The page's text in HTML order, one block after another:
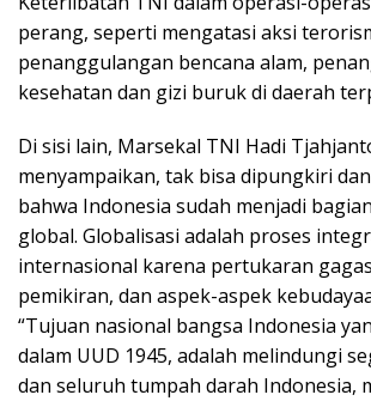
perang, seperti mengatasi aksi
penanggulangan bencana alam,
kesehatan dan gizi buruk di daerah
Di sisi lain, Marsekal TNI Hadi
menyampaikan, tak bisa dipungkiri
bahwa Indonesia sudah menjadi
global. Globalisasi adalah proses
internasional karena pertukaran
pemikiran, dan aspek-aspek
“Tujuan nasional bangsa Indonesia
dalam UUD 1945, adalah melindungi
dan seluruh tumpah darah Indonesia,